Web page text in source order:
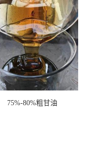
75%-80%粗甘油